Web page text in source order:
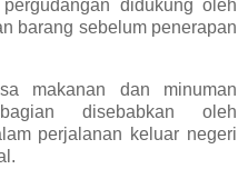
didukung oleh
barang sebelum penerapan
makanan dan minuman
disebabkan oleh
perjalanan keluar negeri